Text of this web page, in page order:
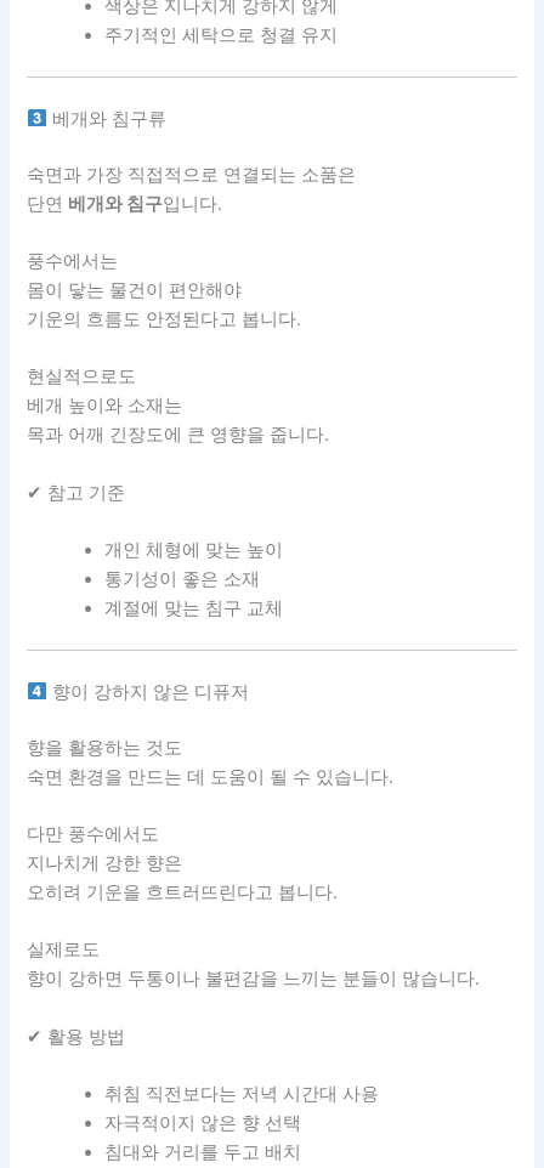
색상은 지나치게 강하지 않게
주기적인 세탁으로 청결 유지
베개와 침구류
숙면과 가장 직접적으로 연결되는 소품은
단연 베개와 침구입니다.
풍수에서는
몸이 닿는 물건이 편안해야
기운의 흐름도 안정된다고 봅니다.
현실적으로도
베개 높이와 소재는
목과 어깨 긴장도에 큰 영향을 줍니다.
✔ 참고 기준
개인 체형에 맞는 높이
통기성이 좋은 소재
계절에 맞는 침구 교체
향이 강하지 않은 디퓨저
향을 활용하는 것도
숙면 환경을 만드는 데 도움이 될 수 있습니다.
다만 풍수에서도
지나치게 강한 향은
오히려 기운을 흐트러뜨린다고 봅니다.
실제로도
향이 강하면 두통이나 불편감을 느끼는 분들이 많습니다.
✔ 활용 방법
취침 직전보다는 저녁 시간대 사용
자극적이지 않은 향 선택
침대와 거리를 두고 배치